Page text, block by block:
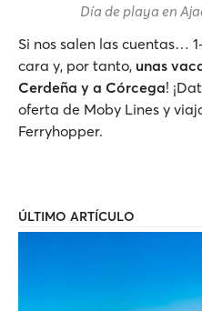
Día de playa en
Si nos salen las cuentas…
cara y, por tanto, unas
Cerdeña y a Córcega!
oferta de Moby Lines y
Ferryhopper.
ÚLTIMO ARTÍCULO